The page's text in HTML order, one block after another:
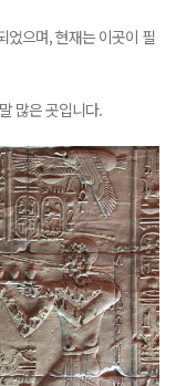
었으며, 현재는 이곳이 필
많은 곳입니다.